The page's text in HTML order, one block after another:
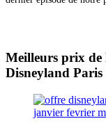
Meilleurs prix
Disneyland Paris